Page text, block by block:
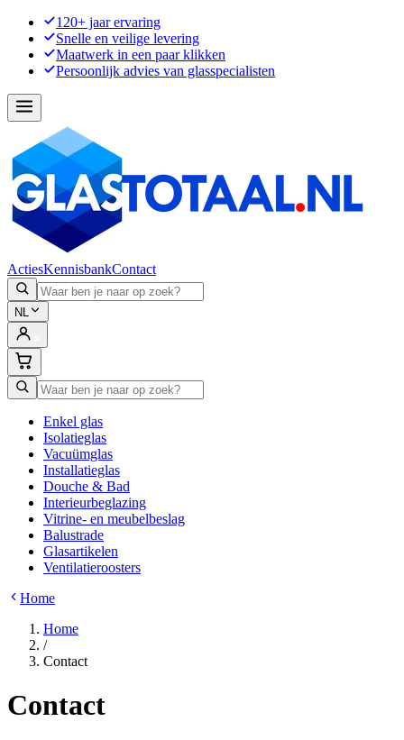
120+ jaar ervaring
Snelle en veilige levering
Maatwerk in een paar klikken
Persoonlijk advies van glasspecialisten
ActiesKennisbankContact
NL
Enkel glas
Isolatieglas
Vacuümglas
Installatieglas
Douche & Bad
Interieurbeglazing
Vitrine- en meubelbeslag
Balustrade
Glasartikelen
Ventilatieroosters
Home
Home
/
Contact
Contact